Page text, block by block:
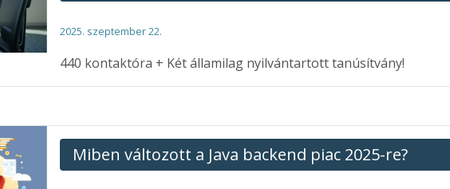
2025. szeptember 22.
440 kontaktóra + Két államilag nyilvántartott tanúsítvány!
Miben változott a Java backend piac 2025-re?